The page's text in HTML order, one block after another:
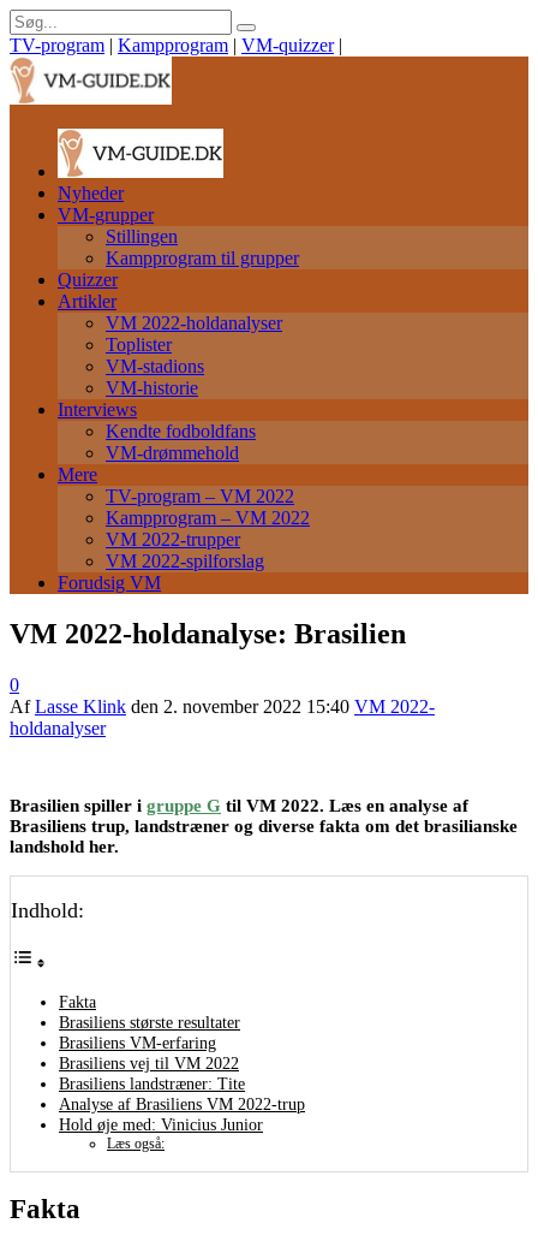
TV-program | Kampprogram | VM-quizzer |
Nyheder
VM-grupper
Stillingen
Kampprogram til grupper
Quizzer
Artikler
VM 2022-holdanalyser
Toplister
VM-stadions
VM-historie
Interviews
Kendte fodboldfans
VM-drømmehold
Mere
TV-program – VM 2022
Kampprogram – VM 2022
VM 2022-trupper
VM 2022-spilforslag
Forudsig VM
VM 2022-holdanalyse: Brasilien
0
AfLasse Klink den 2. november 2022 15:40 VM 2022-
holdanalyser
Brasilien spiller i gruppe G til VM 2022. Læs en analyse af
Brasiliens trup, landstræner og diverse fakta om det brasilianske
landshold her.
Indhold:
Fakta
Brasiliens største resultater
Brasiliens VM-erfaring
Brasiliens vej til VM 2022
Brasiliens landstræner: Tite
Analyse af Brasiliens VM 2022-trup
Hold øje med: Vinicius Junior
Læs også:
Fakta